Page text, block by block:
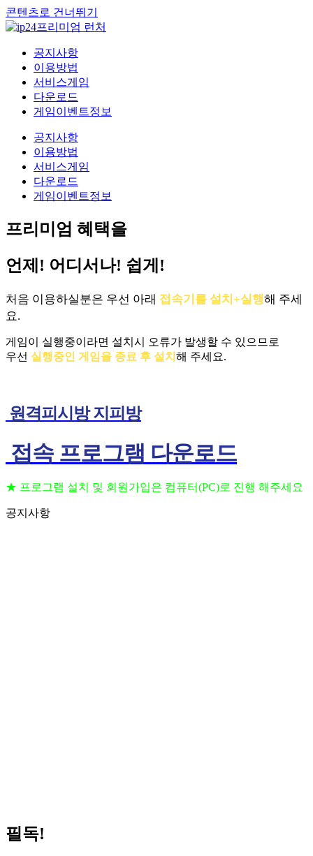
콘텐츠로 건너뛰기
공지사항
이용방법
서비스게임
다운로드
게임이벤트정보
공지사항
이용방법
서비스게임
다운로드
게임이벤트정보
프리미엄 혜택을
언제! 어디서나! 쉽게!
처음 이용하실분은 우선 아래 접속기를 설치+실행해 주세
요.
게임이 실행중이라면 설치시 오류가 발생할 수 있으므로
우선 실행중인 게임을 종료 후 설치 해 주세요.
원격피시방 지피방
접속 프로그램 다운로드
★ 프로그램 설치 및 회원가입은 컴퓨터(PC)로 진행 해주세요
공지사항
필독!